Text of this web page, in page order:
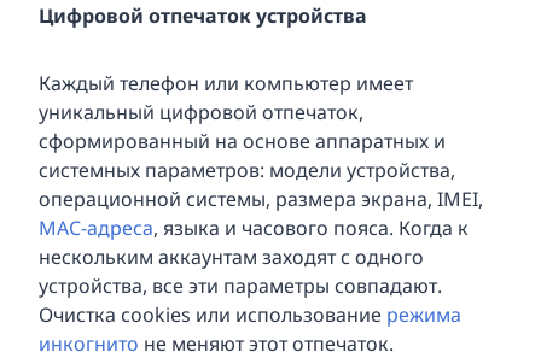
Цифровой отпечаток устройства
Каждый телефон или компьютер имеет
уникальный цифровой отпечаток,
сформированный на основе аппаратных и
системных параметров: модели устройства,
операционной системы, размера экрана, IMEI,
MAC-адреса, языка и часового пояса. Когда к
нескольким аккаунтам заходят с одного
устройства, все эти параметры совпадают.
Очистка cookies или использование режима
инкогнито не меняют этот отпечаток.